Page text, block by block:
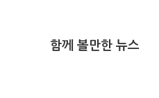
함께 볼만한 뉴스